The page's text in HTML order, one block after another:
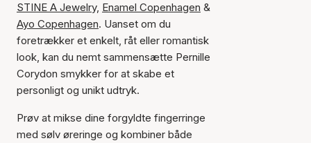
STINE A Jewelry, Enamel Copenhagen &
Ayo Copenhagen. Uanset om du
foretrækker et enkelt, råt eller romantisk
look, kan du nemt sammensætte Pernille
Corydon smykker for at skabe et
personligt og unikt udtryk.
Prøv at mikse dine forgyldte fingerringe
med sølv øreringe og kombiner både